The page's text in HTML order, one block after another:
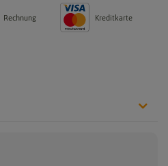
Rechnung Kreditkarte